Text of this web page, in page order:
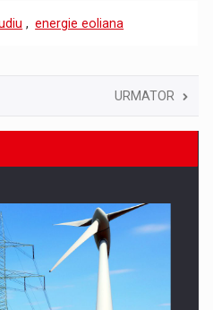
, energie eoliana
URMATOR